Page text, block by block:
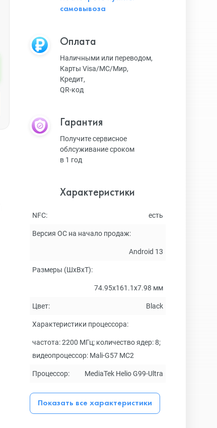
самовывоза
Оплата
Наличными или переводом,
Карты Visa/MC/Мир,
Кредит,
QR-код
Гарантия
Получите сервисное
облсуживание сроком
в 1 год
Характеристики
NFC: есть
Версия ОС на начало продаж:
Android 13
Размеры (ШxВxТ):
74.95x161.1x7.98 мм
Цвет: Black
Характеристики процессора:
частота: 2200 МГц; количество ядер: 8;
видеопроцессор: Mali-G57 MC2
Процессор: MediaTek Helio G99-Ultra
Показать все характеристики